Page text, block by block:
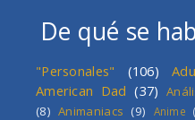
De qué se
"Personales" (106)
American Dad (37)
(8) Animaniacs (9) Anime